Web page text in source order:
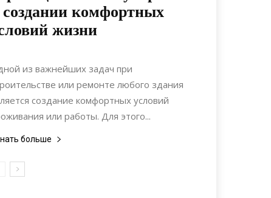
комфортных
жизни
12.05.2022
из важнейших задач при
или ремонте любого здания
создание комфортных условий
или работы. Для этого...
больше